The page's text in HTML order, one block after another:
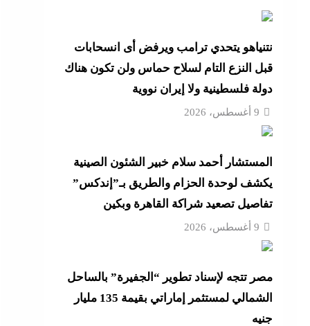
نتنياهو يتحدي ترامب ويرفض أى انسحابات
قبل النزع التام لسلاح حماس ولن تكون هناك
دولة فلسطينية ولا إيران نووية
9 أغسطس، 2026
المستشار أحمد سلام خبير الشئون الصينية
يكشف لوحدة الحزام والطريق بـ”إندكس”
تفاصيل تصعيد شراكة القاهرة وبكين
9 أغسطس، 2026
مصر تتجه لإسناد تطوير “الجفيرة” بالساحل
الشمالي لمستثمر إماراتي بقيمة 135 مليار
جنيه